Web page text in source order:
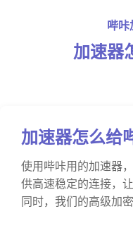
哔咔
加速器
加速器怎么给
使用哔咔用的加速器
供高速稳定的连接，
同时，我们的高级加